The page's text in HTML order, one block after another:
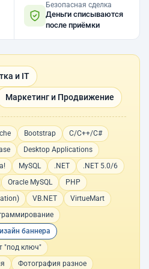
Безопасная сделка
Деньги списываются
после приёмки
и IT
Маркетинг и Продвижение
Bootstrap
C/C++/C#
Desktop Applications
MySQL .NET
.NET 5.0/6
Oracle MySQL
PHP
VB.NET
VirtueMart
баннера
"под ключ"
Фотография разное